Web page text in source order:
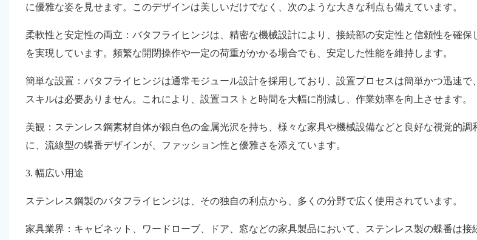
に優雅な姿を見せます。このデザインは美しいだけでなく、次のような大きな利点も備えています。
柔軟性と安定性の両立：バタフライヒンジは、精密な機械設計により、接続部の安定性と信頼性を確保
を実現しています。頻繁な開閉操作や一定の荷重がかかる場合でも、安定した性能を維持します。
簡単な設置：バタフライヒンジは通常モジュール設計を採用しており、設置プロセスは簡単かつ迅速で
スキルは必要ありません。これにより、設置コストと時間を大幅に削減し、作業効率を向上させます。
美観：ステンレス鋼素材自体が銀白色の金属光沢を持ち、様々な家具や機械設備などと良好な視覚的調
に、流線型の蝶番デザインが、ファッション性と優雅さを添えています。
3. 幅広い用途
ステンレス鋼製のバタフライヒンジは、その独自の利点から、多くの分野で広く使用されています。
家具業界：キャビネット、ワードローブ、ドア、窓などの家具製品において、ステンレス製の蝶番は接